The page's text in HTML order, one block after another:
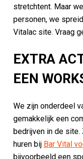
stretchtent. Maar
personen, we
Vitalac site. Vraag
EXTRA
EEN
We zijn onderdeel
gemakkelijk een
bedrijven in de
huren bij Bar Vital
bijvoorbeeld een